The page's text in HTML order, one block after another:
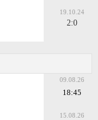
19.10.24
2:0
09.08.26
18:45
15.08.26